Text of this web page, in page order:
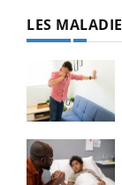
LES